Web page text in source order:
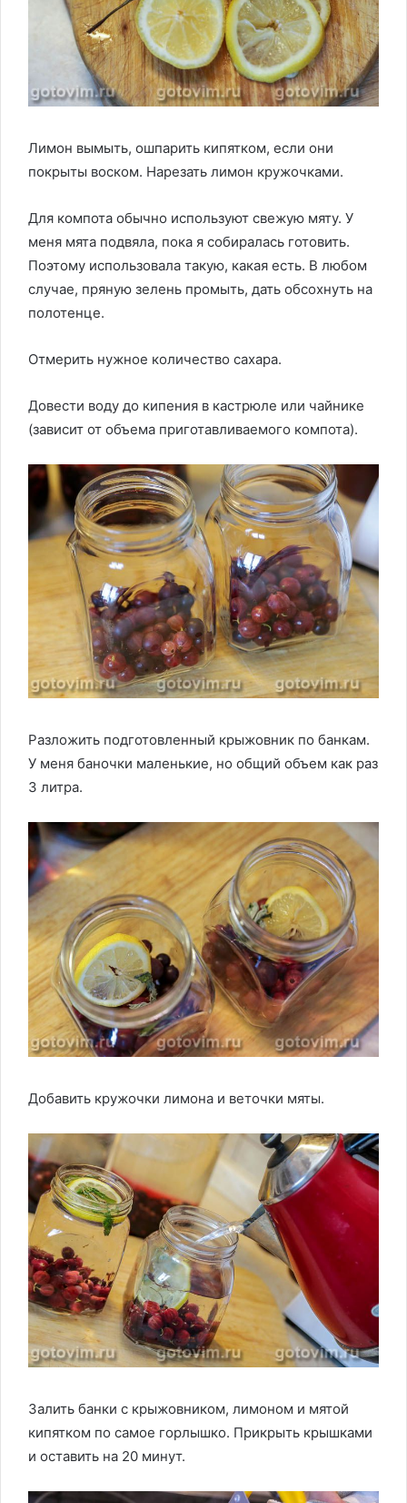
Лимон вымыть, ошпарить кипятком, если они
покрыты воском. Нарезать лимон кружочками.
Для компота обычно используют свежую мяту. У
меня мята подвяла, пока я собиралась готовить.
Поэтому использовала такую, какая есть. В любом
случае, пряную зелень промыть, дать обсохнуть на
полотенце.
Отмерить нужное количество сахара.
Довести воду до кипения в кастрюле или чайнике
(зависит от объема приготавливаемого компота).
Разложить подготовленный крыжовник по банкам.
У меня баночки маленькие, но общий объем как раз
3 литра.
Добавить кружочки лимона и веточки мяты.
Залить банки с крыжовником, лимоном и мятой
кипятком по самое горлышко. Прикрыть крышками
и оставить на 20 минут.